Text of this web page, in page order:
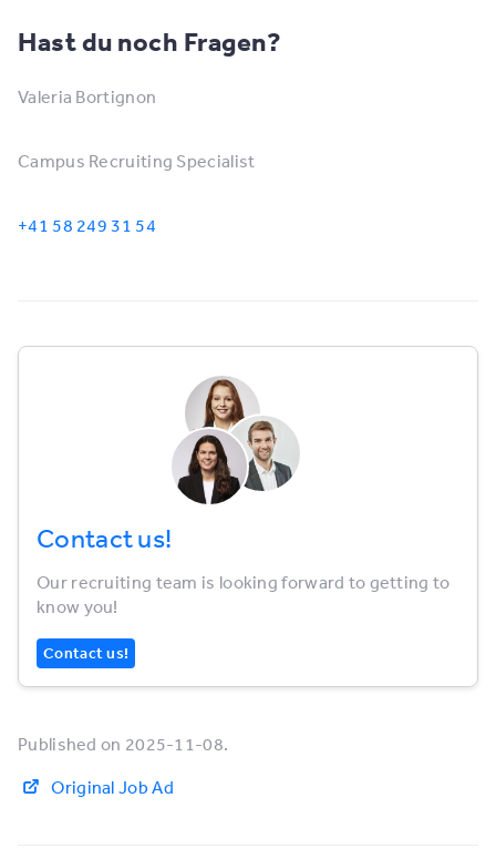
Hast du noch Fragen?
Valeria Bortignon
Campus Recruiting Specialist
+41 58 249 31 54
Contact us!
Our recruiting team is looking forward to getting to
know you!
Contact us!
Published on 2025-11-08.
Original Job Ad